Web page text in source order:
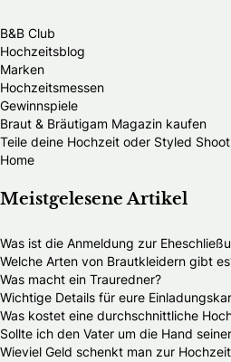
B&B Club
Hochzeitsblog
Marken
Hochzeitsmessen
Gewinnspiele
Braut & Bräutigam Magazin kaufen
Teile deine Hochzeit oder Styled Shoot
Home
Meistgelesene Artikel
Was ist die Anmeldung zur
Welche Arten von Brautkleidern gibt
Was macht ein Trauredner?
Wichtige Details für eure
Was kostet eine durchschnittliche
Sollte ich den Vater um die Hand
Wieviel Geld schenkt man zur